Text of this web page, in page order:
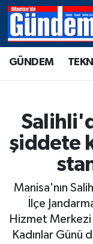
GÜNDEM
şiddete
Manisa'nın
İlçe
Hizmet
Kadınlar Günü
Manisa
Tüm
Son Dakika
Haber Arşivi